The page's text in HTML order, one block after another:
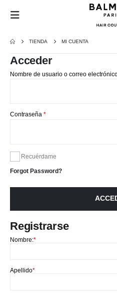
TIENDA MI CUENTA
Acceder
Nombre de usuario o correo
Contraseña *Obligatorio
Recuérdame
Forgot Password?
Registrarse
Nombre:*
Apellido*